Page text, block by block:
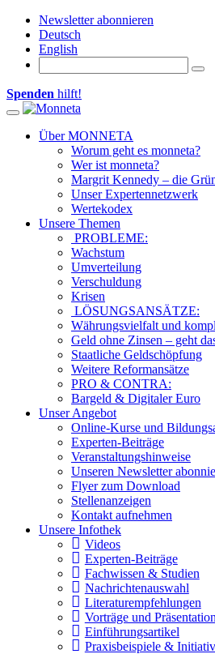
Newsletter abonnieren
Deutsch
English
Spenden hilft!
Toggle navigation
Über MONNETA
Worum geht es monneta?
Wer ist monneta?
Margrit Kennedy – die
Unser Expertennetzwerk
Wertekodex
Unsere Themen
PROBLEME:
Wachstum
Umverteilung
Verschuldung
Krisen
LÖSUNGSANSÄTZE:
Währungsvielfalt und
Geld ohne Zinsen – geht
Staatliche Geldschöpfung
Weitere Reformansätze
PRO & CONTRA:
Bargeld & Digitaler Euro
Unser Angebot
Online-Kurse und
Experten-Beiträge
Veranstaltungshinweise
Unseren Newsletter
Flyer zum Download
Stellenanzeigen
Kontakt aufnehmen
Unsere Infothek
Videos
Experten-Beiträge
Fachwissen & Studien
Nachrichtenauswahl
Literaturempfehlungen
Vorträge und
Einführungsartikel
Praxisbeispiele &